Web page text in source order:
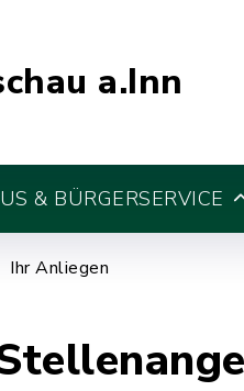
a.Inn
& BÜRGERSERVICE
Ihr Anliegen